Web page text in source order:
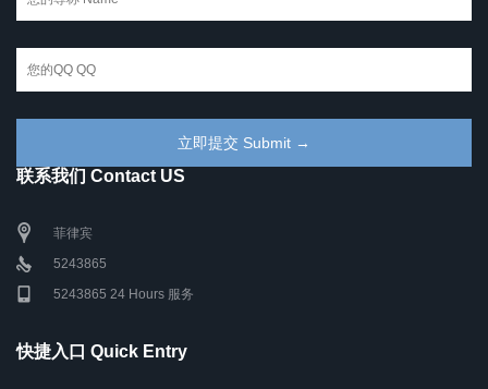
联系我们 Contact US
菲律宾
5243865
5243865 24 Hours 服务
快捷入口 Quick Entry